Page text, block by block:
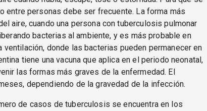
entre personas debe ser frecuente. La forma más
aire, cuando una persona con tuberculosis pulmonar
bacterias al ambiente, y es más probable en
donde las bacterias pueden permanecer en
tiene una vacuna que aplica en el periodo neonatal,
las formas más graves de la enfermedad. El
dependiendo de la gravedad de la infección.
de casos de tuberculosis se encuentra en los